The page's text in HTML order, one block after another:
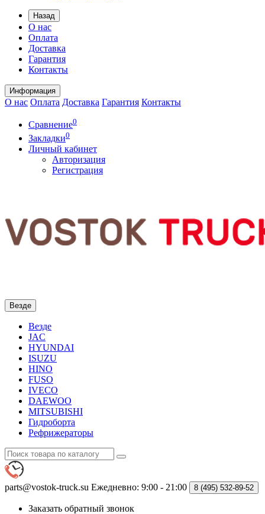
Назад
О нас
Оплата
Доставка
Гарантия
Контакты
Информация
О нас Оплата Доставка Гарантия Контакты
Сравнение0
Закладки0
Личный кабинет
Авторизация
Регистрация
Везде
Везде
JAC
HYUNDAI
ISUZU
HINO
FUSO
IVECO
DAEWOO
MITSUBISHI
Гидроборта
Рефрижераторы
parts@vostok-truck.su Ежедневно: 9:00 - 21:00 8 (495) 532-89-52
Заказать обратный звонок